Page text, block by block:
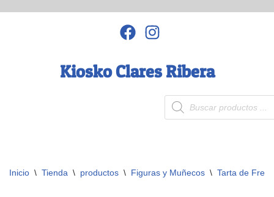
Kiosko Clares Ribera
Inicio \ Tienda \ productos \ Figuras y Muñecos \ Tarta de Fresa